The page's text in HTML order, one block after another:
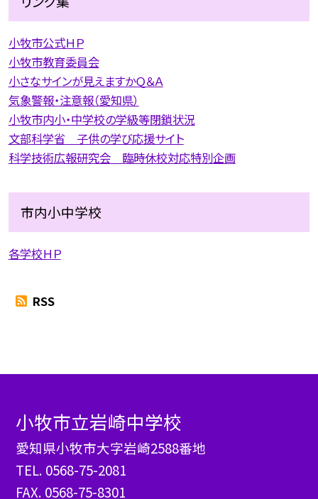
小牧市公式ＨＰ
小牧市教育委員会
小さなサインが見えますかＱ＆Ａ
気象警報・注意報（愛知県）
小牧市内小・中学校の学級等閉鎖状況
文部科学省 子供の学び応援サイト
科学技術広報研究会 臨時休校対応特別企画
市内小中学校
各学校ＨＰ
RSS
小牧市立岩崎中学校
愛知県小牧市大字岩崎2588番地
TEL. 0568-75-2081
FAX. 0568-75-8301